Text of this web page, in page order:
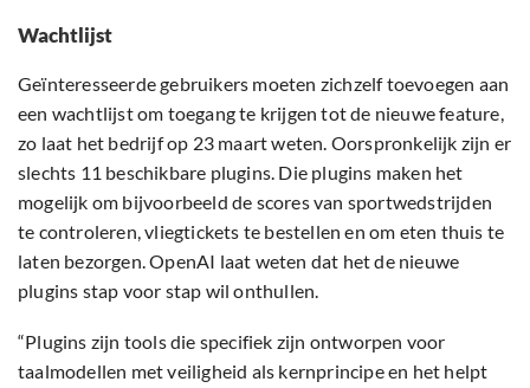
Wachtlijst
Geïnteresseerde gebruikers moeten zichzelf toevoegen aan
een wachtlijst om toegang te krijgen tot de nieuwe feature,
zo laat het bedrijf op 23 maart weten. Oorspronkelijk zijn er
slechts 11 beschikbare plugins. Die plugins maken het
mogelijk om bijvoorbeeld de scores van sportwedstrijden
te controleren, vliegtickets te bestellen en om eten thuis te
laten bezorgen. OpenAI laat weten dat het de nieuwe
plugins stap voor stap wil onthullen.
“Plugins zijn tools die specifiek zijn ontworpen voor
taalmodellen met veiligheid als kernprincipe en het helpt